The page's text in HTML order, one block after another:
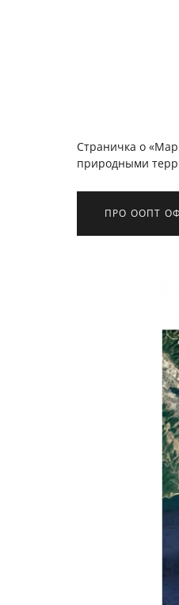
Страничка о
природными
ПРО ООПТ